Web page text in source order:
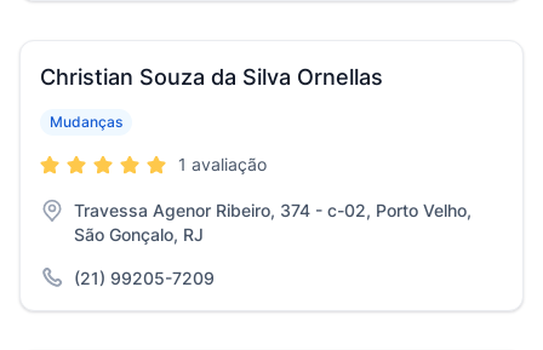
Christian Souza da Silva Ornellas
Mudanças
1 avaliação
Travessa Agenor Ribeiro, 374 - c-02, Porto Velho,
São Gonçalo, RJ
(21) 99205-7209